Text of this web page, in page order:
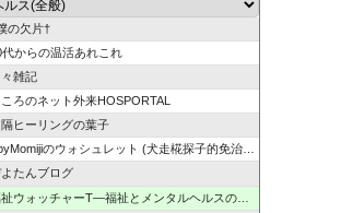
の欠片†
代からの温活あれこれ
々雑記
ころのネット外来HOSPORTAL
ヒーリングの葉子
のウォシュレット (犬走椛探子的免治馬桶)
たんブログ
ウォッチャーT―福祉とメンタルヘルスの解説・研究ブログ